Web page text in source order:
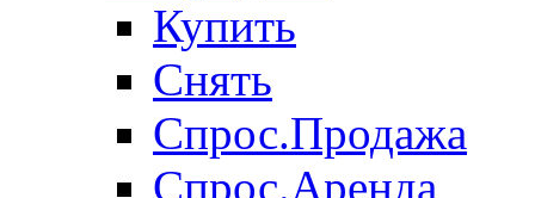
Купить
Снять
Спрос.Продажа
Спрос.Аренда